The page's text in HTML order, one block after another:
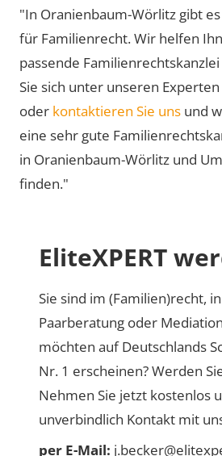
"In Oranienbaum-Wörlitz gibt
für Familienrecht. Wir helfen
passende
Sie sich unter unseren
oder kontaktieren Sie uns und
eine sehr gute
in Oranienbaum-Wörlitz und
finden."
EliteXPERT
Sie sind im (Familien)recht,
Paarberatung oder
möchten auf Deutschlands
Nr. 1 erscheinen? Werden
Nehmen Sie jetzt kostenlos
unverbindlich Kontakt mit
per E-Mail: